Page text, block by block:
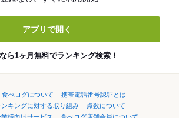
アプリで開く
ら1ヶ月無料でランキング検索！
食べログについて
携帯電話番号認証とは
キングに対する取り組み
点数について